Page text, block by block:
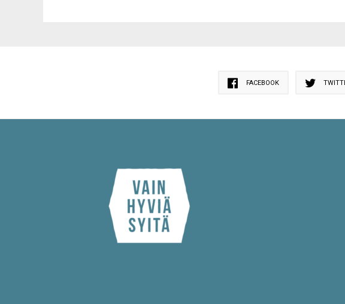
FACEBOOK